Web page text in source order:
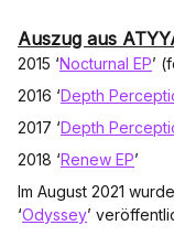
Auszug aus
2015 ‘Nocturnal EP’
2016 ‘Depth
2017 ‘Depth
2018 ‘Renew EP’
Im August 2021
‘Odyssey’